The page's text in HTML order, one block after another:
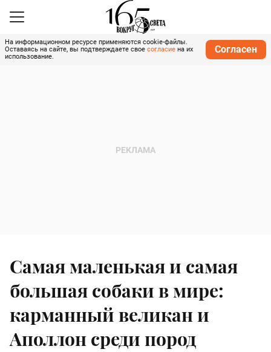
На информационном ресурсе применяются cookie-файлы.
Оставаясь на сайте, вы подтверждаете свое согласие на их
использование.
Согласен
Самая маленькая и самая
большая собаки в мире:
карманный великан и
Аполлон среди пород